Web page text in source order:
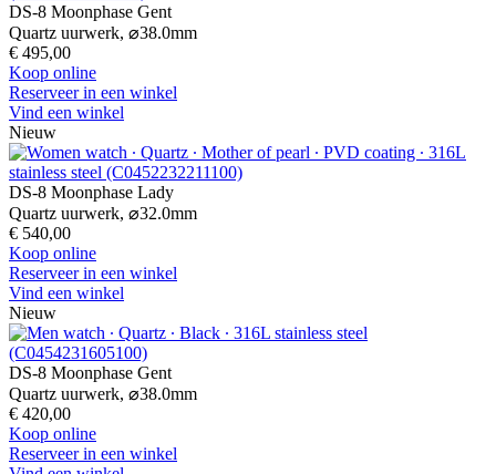
DS-8 Moonphase Gent
Quartz uurwerk, ⌀38.0mm
€ 495,00
Koop online
Reserveer in een winkel
Vind een winkel
Nieuw
DS-8 Moonphase Lady
Quartz uurwerk, ⌀32.0mm
€ 540,00
Koop online
Reserveer in een winkel
Vind een winkel
Nieuw
DS-8 Moonphase Gent
Quartz uurwerk, ⌀38.0mm
€ 420,00
Koop online
Reserveer in een winkel